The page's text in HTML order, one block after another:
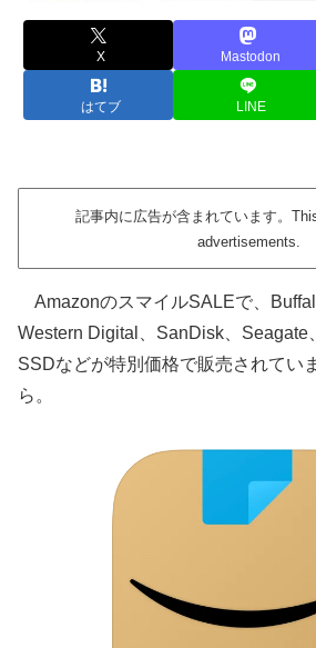
X Mastodon
はてブ LINE
記事内に広告が含まれています。
advertisements.
AmazonのスマイルSALEで、
Western Digital、SanDisk、Seagate
SSDなどが特別価格で販売されてい
ら。